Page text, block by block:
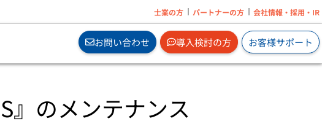
士業の方 パートナーの方 会社情報・採用・IR
お問い合わせ 導入検討の方 お客様サポート
』のメンテナンス